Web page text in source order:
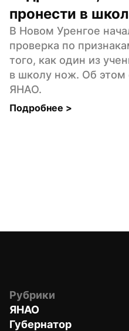
пронести в
В Новом Уренгое
проверка по
того, как один из
в школу нож. Об
ЯНАО.
Подробнее >
Рубрики
ЯНАО
Губернатор